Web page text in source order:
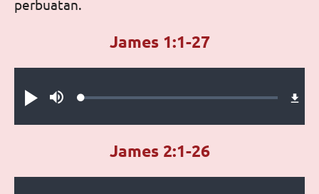
perbuatan.
Play MuteLoaded:
James 1:1-27
James 2:1-26